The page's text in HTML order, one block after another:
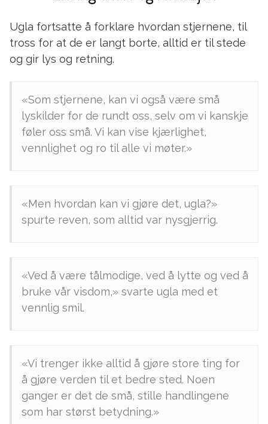
Ugla fortsatte å forklare hvordan stjernene, til
tross for at de er langt borte, alltid er til stede
og gir lys og retning.
«Som stjernene, kan vi også være små
lyskilder for de rundt oss, selv om vi kanskje
føler oss små. Vi kan vise kjærlighet,
vennlighet og ro til alle vi møter.»
«Men hvordan kan vi gjøre det, ugla?»
spurte reven, som alltid var nysgjerrig.
«Ved å være tålmodige, ved å lytte og ved å
bruke vår visdom,» svarte ugla med et
vennlig smil.
«Vi trenger ikke alltid å gjøre store ting for
å gjøre verden til et bedre sted. Noen
ganger er det de små, stille handlingene
som har størst betydning.»